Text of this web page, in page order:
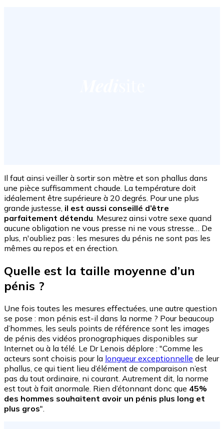
Il faut ainsi veiller à sortir son mètre et son phallus dans
une pièce suffisamment chaude. La température doit
idéalement être supérieure à 20 degrés. Pour une plus
grande justesse, il est aussi conseillé d’être
parfaitement détendu. Mesurez ainsi votre sexe quand
aucune obligation ne vous presse ni ne vous stresse… De
plus, n'oubliez pas : les mesures du pénis ne sont pas les
mêmes au repos et en érection.
Quelle est la taille moyenne d’un
pénis ?
Une fois toutes les mesures effectuées, une autre question
se pose : mon pénis est-il dans la norme ? Pour beaucoup
d’hommes, les seuls points de référence sont les images
de pénis des vidéos pronographiques disponibles sur
Internet ou à la télé. Le Dr Lenois déplore : "Comme les
acteurs sont choisis pour la longueur exceptionnelle de leur
phallus, ce qui tient lieu d’élément de comparaison n’est
pas du tout ordinaire, ni courant. Autrement dit, la norme
est tout à fait anormale. Rien d’étonnant donc que 45%
des hommes souhaitent avoir un pénis plus long et
plus gros".